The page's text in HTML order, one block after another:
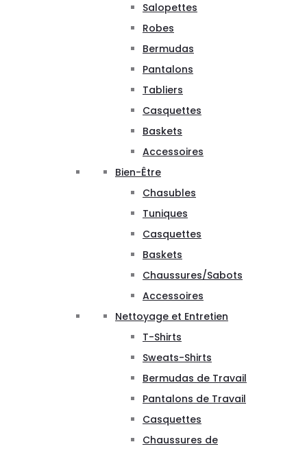
Salopettes
Robes
Bermudas
Pantalons
Tabliers
Casquettes
Baskets
Accessoires
Bien-Être
Chasubles
Tuniques
Casquettes
Baskets
Chaussures/Sabots
Accessoires
Nettoyage et Entretien
T-Shirts
Sweats-Shirts
Bermudas de Travail
Pantalons de Travail
Casquettes
Chaussures de